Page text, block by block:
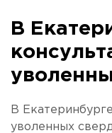
В
В
уволенных